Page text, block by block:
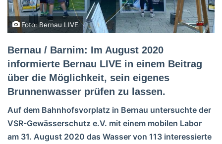
Foto: Bernau LIVE
Bernau / Barnim: Im August 2020
informierte Bernau LIVE in einem Beitrag
über die Möglichkeit, sein eigenes
Brunnenwasser prüfen zu lassen.
Auf dem Bahnhofsvorplatz in Bernau untersuchte der
VSR-Gewässerschutz e.V. mit einem mobilen Labor
am 31. August 2020 das Wasser von 113 interessierte